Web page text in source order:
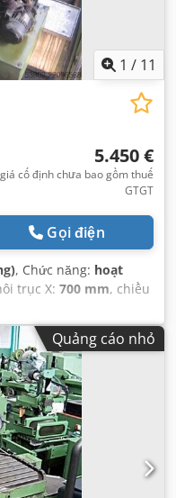
1 / 11
5.450 €
giá cố định chưa bao gồm thuế
GTGT
Gọi điện
, Chức năng: hoạt
trục X: 700 mm, chiều
dài hành trình trục Z:
X:700 mm, khoảng
cách di chuyển
Quảng cáo nhỏ